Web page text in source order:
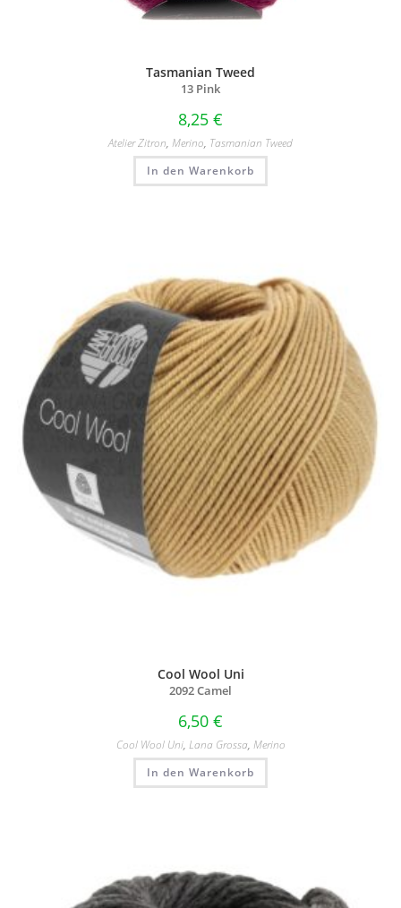
Tasmanian Tweed
13 Pink
8,25 €
Atelier Zitron, Merino, Tasmanian Tweed
In den Warenkorb
Cool Wool Uni
2092 Camel
6,50 €
Cool Wool Uni, Lana Grossa, Merino
In den Warenkorb